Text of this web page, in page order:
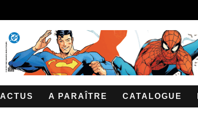
ACTUS A PARAÎTRE CATALOGUE